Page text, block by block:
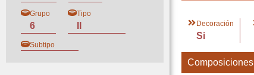
Grupo
6
Tipo
Subtipo
Decoración
Si
Composiciones